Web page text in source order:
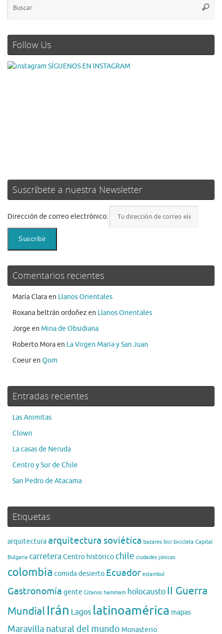
Follow Us
SÍGUENOS EN INSTAGRAM
Suscríbete a nuestra Newsletter
Dirección de correo electrónico:
Comentarios recientes
María Claraen Llanos Orientales
Roxana beltrán ordoñez en Llanos Orientales
Jorge en Mina de Obsidiana
Roberto Moraen La Virgen Maria y San Juan
Coeuren Qom
Entradas recientes
Las Animitas
Clown
La casas de Neruda
Centro y Sur de Chile
San Pedro de Atacama
Etiquetas
arquitecturaarquitectura soviética bazares bici bicicleta Capital
Bulgaria carreteraCentro histórico chile ciudades jónicas
colombia comidadesierto Ecuador estambul
Gastronomía gente Gitanos hammam holocausto II Guerra
MundialIrán Lagos latinoamérica mapas
Maravilla natural del mundo Monasterio